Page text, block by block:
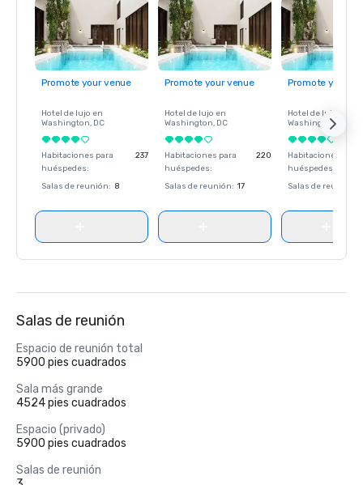
Promote your venue
Hotel de lujo en
Washington, DC
Habitaciones para
huéspedes:
237
Salas de reunión: 8
Promote your venue
Hotel de lujo en
Washington, DC
Habitaciones para
huéspedes:
220
Salas de reunión: 17
Promote your
Hotel de lujo en
Washington
Habitaciones para
huéspedes
Salas de reunión
Salas de reunión
Espacio de reunión total
5900 pies cuadrados
Sala más grande
4524 pies cuadrados
Espacio (privado)
5900 pies cuadrados
Salas de reunión